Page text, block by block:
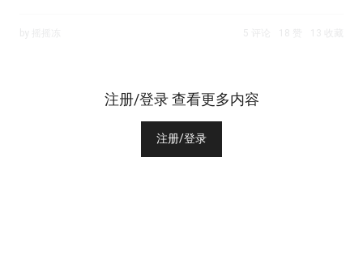
注册/登录 查看更多内容
注册/登录